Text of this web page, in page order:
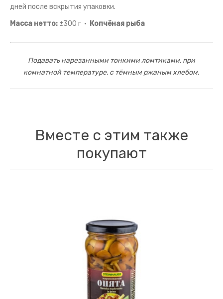
дней после вскрытия упаковки.
Масса нетто: ±300 г · Копчёная рыба
Подавать нарезанными тонкими ломтиками, при
комнатной температуре, с тёмным ржаным хлебом.
Вместе с этим также
покупают